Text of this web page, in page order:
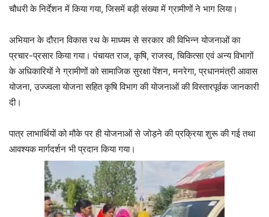
चौधरीके निर्देशन में किया गया, जिसमें बड़ी संख्या में ग्रामीणों ने भाग लिया।
अभियान के दौरान विकास रथ के माध्यम से सरकार की विभिन्न योजनाओं का
प्रचार-प्रसार किया गया। पंचायत राज, कृषि, राजस्व, चिकित्सा एवं अन्य विभागों
के अधिकारियों ने ग्रामीणों को सामाजिक सुरक्षा पेंशन, मनरेगा, प्रधानमंत्री आवास
योजना, उज्ज्वला योजना सहित कृषि विभाग की योजनाओं की विस्तारपूर्वक जानकारी
दी।
पात्र लाभार्थियों को मौके पर ही योजनाओं से जोड़ने की प्रक्रिया शुरू की गई तथा
आवश्यक मार्गदर्शन भी प्रदान किया गया।